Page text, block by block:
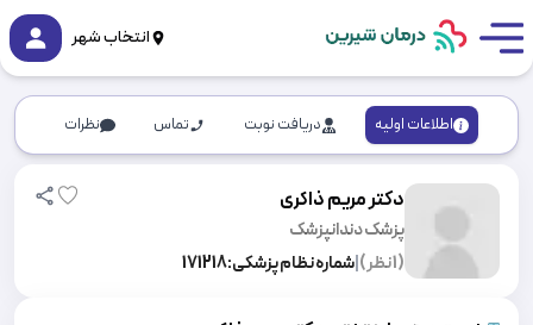
انتخاب شهر
اطلاعات اولیه دریافت نوبت تماس نظرات
دکتر مریم ذاکری
پزشک دندانپزشک
(
1نظر) شماره نظام پزشکی:171218